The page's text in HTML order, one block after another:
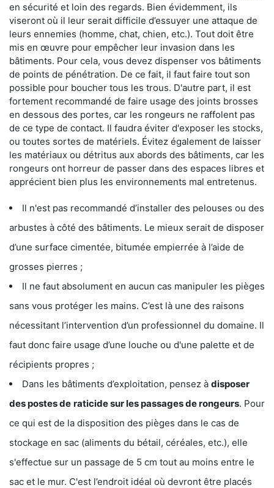
en sécurité et loin des regards. Bien évidemment, ils
viseront où il leur serait difficile d’essuyer une attaque de
leurs ennemies (homme, chat, chien, etc.). Tout doit être
mis en œuvre pour empêcher leur invasion dans les
bâtiments. Pour cela, vous devez dispenser vos bâtiments
de points de pénétration. De ce fait, il faut faire tout son
possible pour boucher tous les trous. D'autre part, il est
fortement recommandé de faire usage des joints brosses
en dessous des portes, car les rongeurs ne raffolent pas
de ce type de contact. Il faudra éviter d'exposer les stocks,
ou toutes sortes de matériels. Évitez également de laisser
les matériaux ou détritus aux abords des bâtiments, car les
rongeurs ont horreur de passer dans des espaces libres et
apprécient bien plus les environnements mal entretenus.
Il n'est pas recommandé d’installer des pelouses ou des
arbustes à côté des bâtiments. Le mieux serait de disposer
d’une surface cimentée, bitumée empierrée à l’aide de
grosses pierres ;
Il ne faut absolument en aucun cas manipuler les pièges
sans vous protéger les mains. C’est là une des raisons
nécessitant l’intervention d’un professionnel du domaine. Il
faut donc faire usage d’une louche ou d'une palette et de
récipients propres ;
Dans les bâtiments d’exploitation, pensez à disposer
des postes de raticide sur les passages de rongeurs. Pour
ce qui est de la disposition des pièges dans le cas de
stockage en sac (aliments du bétail, céréales, etc.), elle
s'effectue sur un passage de 5 cm tout au moins entre le
sac et le mur. C'est l’endroit idéal où devront être placés